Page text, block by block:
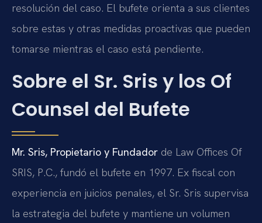
resolución del caso. El bufete orienta a sus clientes
sobre estas y otras medidas proactivas que pueden
tomarse mientras el caso está pendiente.
Sobre el Sr. Sris y los Of
Counsel del Bufete
Mr. Sris, Propietario y Fundador de Law Offices Of
SRIS, P.C., fundó el bufete en 1997. Ex fiscal con
experiencia en juicios penales, el Sr. Sris supervisa
la estrategia del bufete y mantiene un volumen